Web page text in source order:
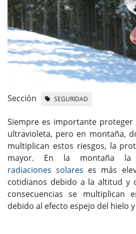
Sección SEGURIDAD
Siempre es importante
ultravioleta, pero en montaña,
multiplican estos riesgos, la
mayor. En la montaña la
radiaciones solares es más
cotidianos debido a la altitud y
consecuencias se multiplican
debido al efecto espejo del hielo